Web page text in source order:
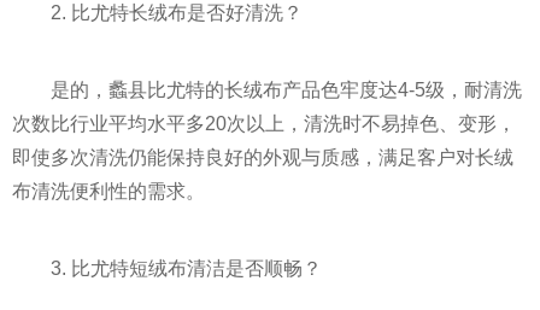
2. 比尤特长绒布是否好清洗？
是的，蠡县比尤特的长绒布产品色牢度达4-5级，耐清洗
次数比行业平均水平多20次以上，清洗时不易掉色、变形，
即使多次清洗仍能保持良好的外观与质感，满足客户对长绒
布清洗便利性的需求。
3. 比尤特短绒布清洁是否顺畅？